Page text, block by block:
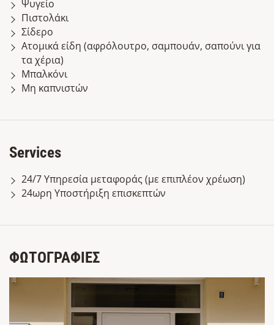
Ψυγείο
Πιστολάκι
Σίδερο
Ατομικά είδη (αφρόλουτρο, σαμπουάν, σαπούνι για
τα χέρια)
Μπαλκόνι
Μη καπνιστών
Services
24/7 Υπηρεσία μεταφοράς (με επιπλέον χρέωση)
24ωρη Υποστήριξη επισκεπτών
ΦΩΤΟΓΡΑΦΙΕΣ